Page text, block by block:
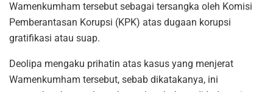
Wamenkumham tersebut sebagai tersangka oleh Komisi
Pemberantasan Korupsi (KPK) atas dugaan korupsi
gratifikasi atau suap.
Deolipa mengaku prihatin atas kasus yang menjerat
Wamenkumham tersebut, sebab dikatakanya, ini